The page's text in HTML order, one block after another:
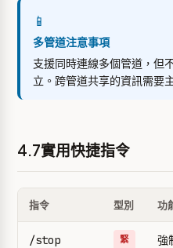
📱
多管道注意事項
支援同時連線多個管道，但
立。跨管道共享的資訊需要
4.7實用快捷指令
指令 型別 功
/stop
緊
強